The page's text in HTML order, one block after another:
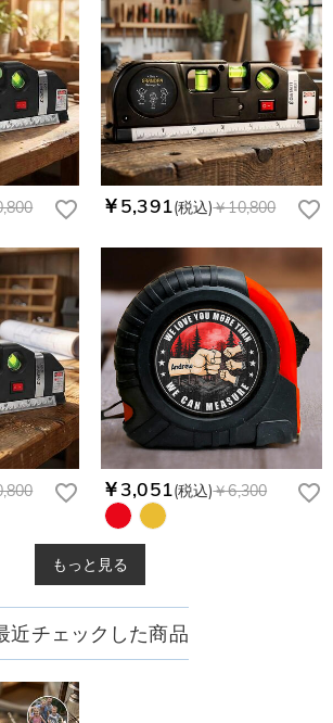
￥5,391(税込)￥10,800
￥3,051(税込)￥6,300
もっと見る
近チェックした商品